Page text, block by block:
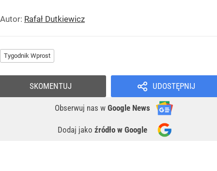
Autor: Rafał Dutkiewicz
Tygodnik Wprost
UDOSTĘPNIJ
Obserwuj nas w Google News
Dodaj jako źródło w Google
SKOMENTUJ